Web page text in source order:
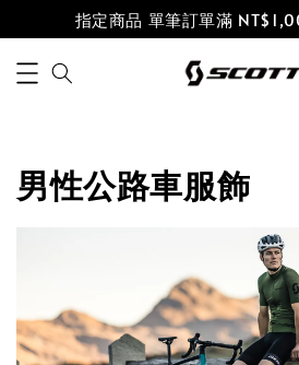
指定商品 單筆訂單滿
男性公路車服飾